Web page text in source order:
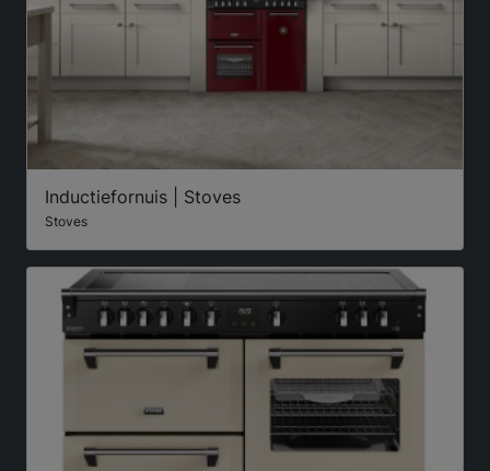
Inductiefornuis | Stoves
Stoves